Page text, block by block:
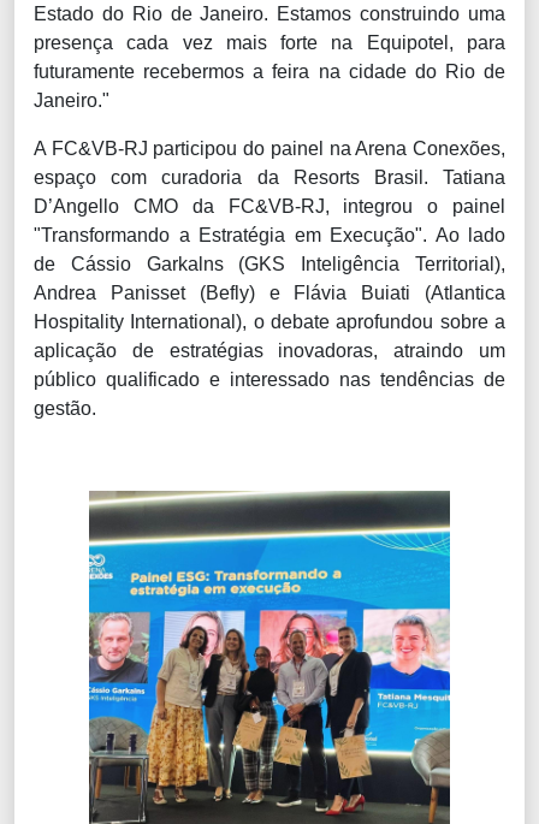
Estado do Rio de Janeiro. Estamos construindo uma
presença cada vez mais forte na Equipotel, para
futuramente recebermos a feira na cidade do Rio de
Janeiro."
A FC&VB-RJ participou do painel na Arena Conexões,
espaço com curadoria da Resorts Brasil. Tatiana
D’Angello CMO da FC&VB-RJ, integrou o painel
"Transformando a Estratégia em Execução". Ao lado
de Cássio Garkalns (GKS Inteligência Territorial),
Andrea Panisset (Befly) e Flávia Buiati (Atlantica
Hospitality International), o debate aprofundou sobre a
aplicação de estratégias inovadoras, atraindo um
público qualificado e interessado nas tendências de
gestão.